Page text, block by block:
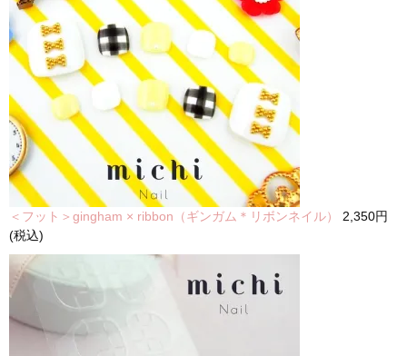
＜フット＞gingham × ribbon（ギンガム＊リボンネイル） 2,350円
(税込)